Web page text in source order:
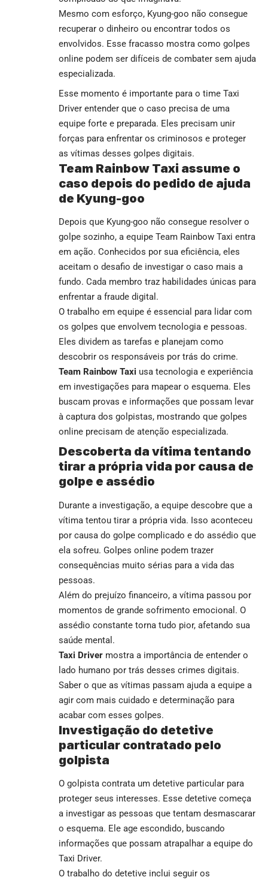
Mesmo com esforço, Kyung-goo não consegue
recuperar o dinheiro ou encontrar todos os
envolvidos. Esse fracasso mostra como golpes
online podem ser difíceis de combater sem ajuda
especializada.
Esse momento é importante para o time Taxi
Driver entender que o caso precisa de uma
equipe forte e preparada. Eles precisam unir
forças para enfrentar os criminosos e proteger
as vítimas desses golpes digitais.
Team Rainbow Taxi assume o
caso depois do pedido de ajuda
de Kyung-goo
Depois que Kyung-goo não consegue resolver o
golpe sozinho, a equipe Team Rainbow Taxi entra
em ação. Conhecidos por sua eficiência, eles
aceitam o desafio de investigar o caso mais a
fundo. Cada membro traz habilidades únicas para
enfrentar a fraude digital.
O trabalho em equipe é essencial para lidar com
os golpes que envolvem tecnologia e pessoas.
Eles dividem as tarefas e planejam como
descobrir os responsáveis por trás do crime.
Team Rainbow Taxi usa tecnologia e experiência
em investigações para mapear o esquema. Eles
buscam provas e informações que possam levar
à captura dos golpistas, mostrando que golpes
online precisam de atenção especializada.
Descoberta da vítima tentando
tirar a própria vida por causa de
golpe e assédio
Durante a investigação, a equipe descobre que a
vítima tentou tirar a própria vida. Isso aconteceu
por causa do golpe complicado e do assédio que
ela sofreu. Golpes online podem trazer
consequências muito sérias para a vida das
pessoas.
Além do prejuízo financeiro, a vítima passou por
momentos de grande sofrimento emocional. O
assédio constante torna tudo pior, afetando sua
saúde mental.
Taxi Driver mostra a importância de entender o
lado humano por trás desses crimes digitais.
Saber o que as vítimas passam ajuda a equipe a
agir com mais cuidado e determinação para
acabar com esses golpes.
Investigação do detetive
particular contratado pelo
golpista
O golpista contrata um detetive particular para
proteger seus interesses. Esse detetive começa
a investigar as pessoas que tentam desmascarar
o esquema. Ele age escondido, buscando
informações que possam atrapalhar a equipe do
Taxi Driver.
O trabalho do detetive inclui seguir os